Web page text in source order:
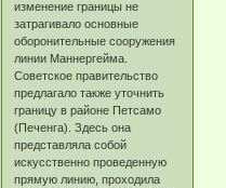
изменение границы не
затрагивало основные
оборонительные сооружения
линии Маннергейма.
Советское правительство
предлагало также уточнить
границу в районе Петсамо
(Печенга). Здесь она
представляла собой
искусственно проведенную
прямую линию, проходила